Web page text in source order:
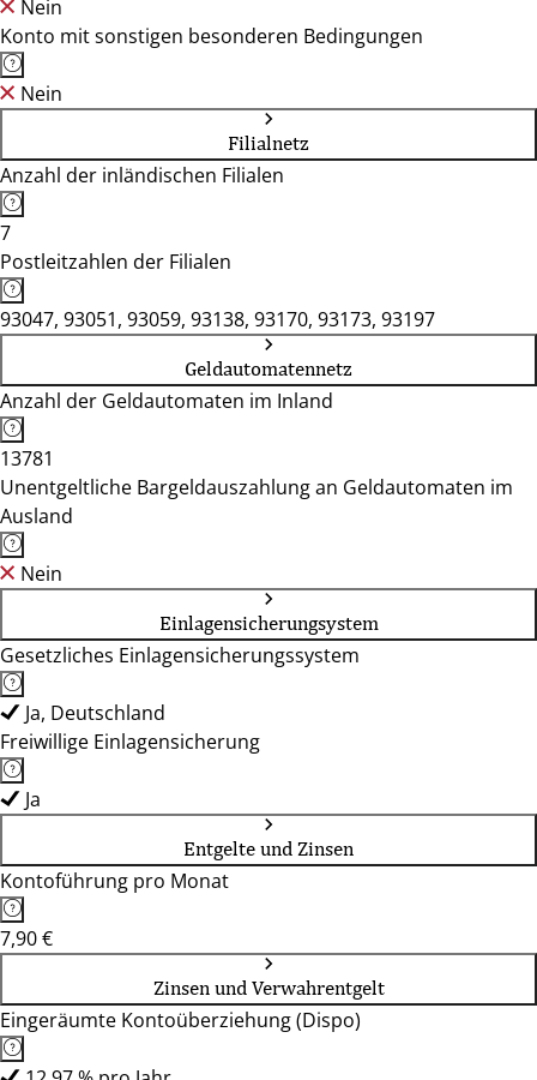
Nein
Konto mit sonstigen besonderen Bedingungen
Nein
Filialnetz
Anzahl der inländischen Filialen
7
Postleitzahlen der Filialen
93047, 93051, 93059, 93138, 93170, 93173, 93197
Geldautomatennetz
Anzahl der Geldautomaten im Inland
13781
Unentgeltliche Bargeldauszahlung an Geldautomaten im
Ausland
Nein
Einlagensicherungsystem
Gesetzliches Einlagensicherungssystem
Ja, Deutschland
Freiwillige Einlagensicherung
Ja
Entgelte und Zinsen
Kontoführung pro Monat
7,90 €
Zinsen und Verwahrentgelt
Eingeräumte Kontoüberziehung (Dispo)